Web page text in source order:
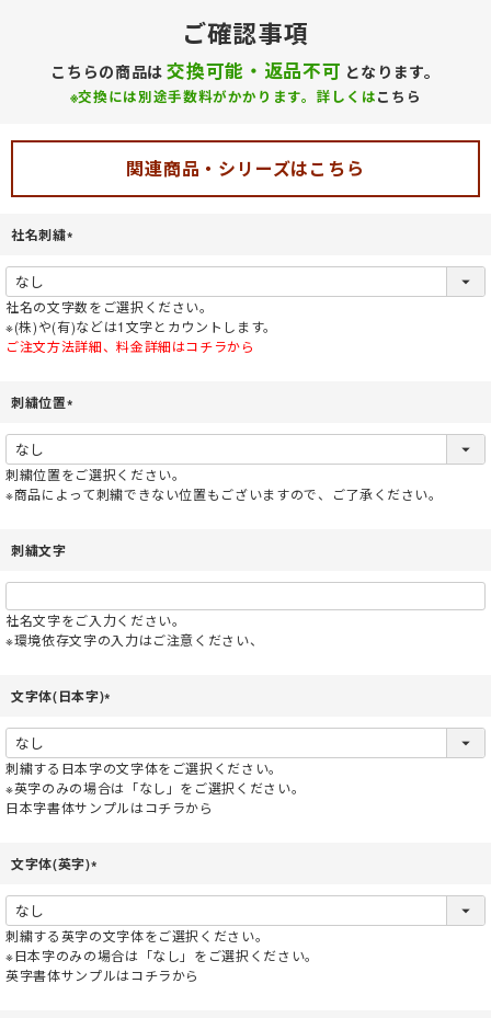
ご確認事項
こちらの商品は 交換可能・返品不可 となります。
※交換には別途手数料がかかります。詳しくはこちら
関連商品・シリーズはこちら
社名刺繍
須
)
社名の文字数をご選択ください。
※(株)や(有)などは1文字とカウントします。
ご注文方法詳細、料金詳細はコチラから
刺繍位置
須
)
刺繍位置をご選択ください。
※商品によって刺繍できない位置もございますので、ご了承ください。
刺繍文字
社名文字をご入力ください。
※環境依存文字の入力はご注意ください、
文字体(日本字)
須
)
刺繍する日本字の文字体をご選択ください。
※英字のみの場合は「なし」をご選択ください。
日本字書体サンプルはコチラから
文字体(英字)
須
)
刺繍する英字の文字体をご選択ください。
※日本字のみの場合は「なし」をご選択ください。
英字書体サンプルはコチラから